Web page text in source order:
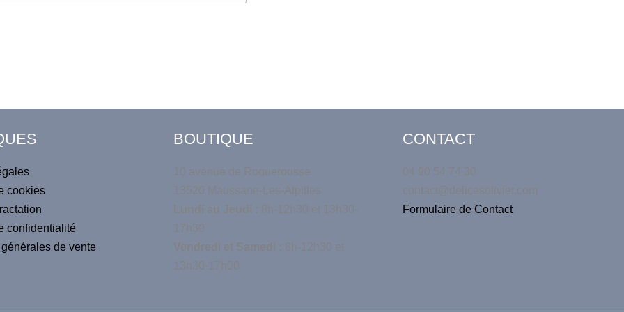
cookies
confidentialité
de vente
BOUTIQUE
10 avenue de Roquerousse
13520 Maussane-Les-Alpilles
Lundi au Jeudi : 8h-12h30 et 13h30-
17h30
Vendredi et Samedi : 8h-12h30 et
13h30-17h00
CONTACT
04 90 54 74 30
contact@delicesolivier.com
Formulaire de Contact